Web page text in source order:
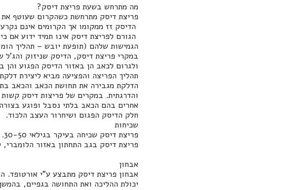
מה מתרחש בשעת פריצת דיסק?
פריצת דיסק מתרחשת כשהקרום שעוטף
הדיסק זז ממקומו אך הקרומים אינם
הגורם לפריצת דיסק אינו תמיד ידוע אם
הגמישות שלהם (תופעת יובש – תהליך
במקרי פריצת דיסק, הדיסק שניזוק
ולגרום לכאב הן באזור הדיסק הפגוע
תהליך הפריצה והפציעה מביא ליצירת
הדלקת מגבירה את תחושת הכאב והכאב
והדרגתית. במקרים של פריצות דיסק
אחרים בהם הכאב בלתי נסבל ופוגע
חלק הדיסק הפגום ושיחרור העצב הלכוד.
שכיחות
פריצת דיסק בגב התחתון באזור הלומברי,
אבחון
אבחון פריצת דיסק מתבצע ע"י אורטופד.
יכולת ההליכה ואת התחושה בגפיים,